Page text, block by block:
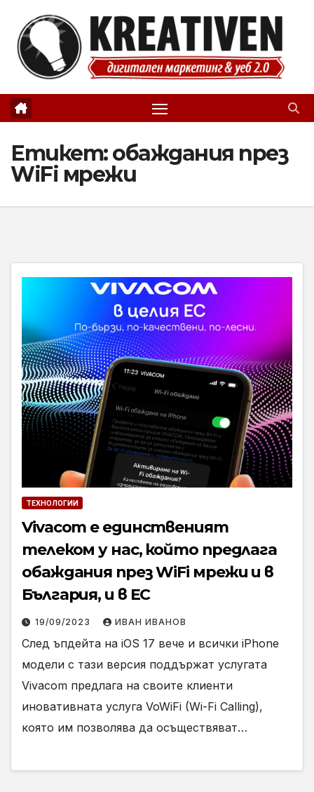
content
Етикет:обаждания през
WiFi мрежи
ТЕХНОЛОГИИ
Vivacom е единственият
телеком у нас, който предлага
обаждания през WiFi мрежи и в
България, и в ЕС
19/09/2023 ИВАН ИВАНОВ
След ъпдейта на iOS 17 вече и всички iPhone
модели с тази версия поддържат услугата
Vivacom предлага на своите клиенти
иновативната услуга VoWiFi (Wi-Fi Calling),
която им позволява да осъществяват…